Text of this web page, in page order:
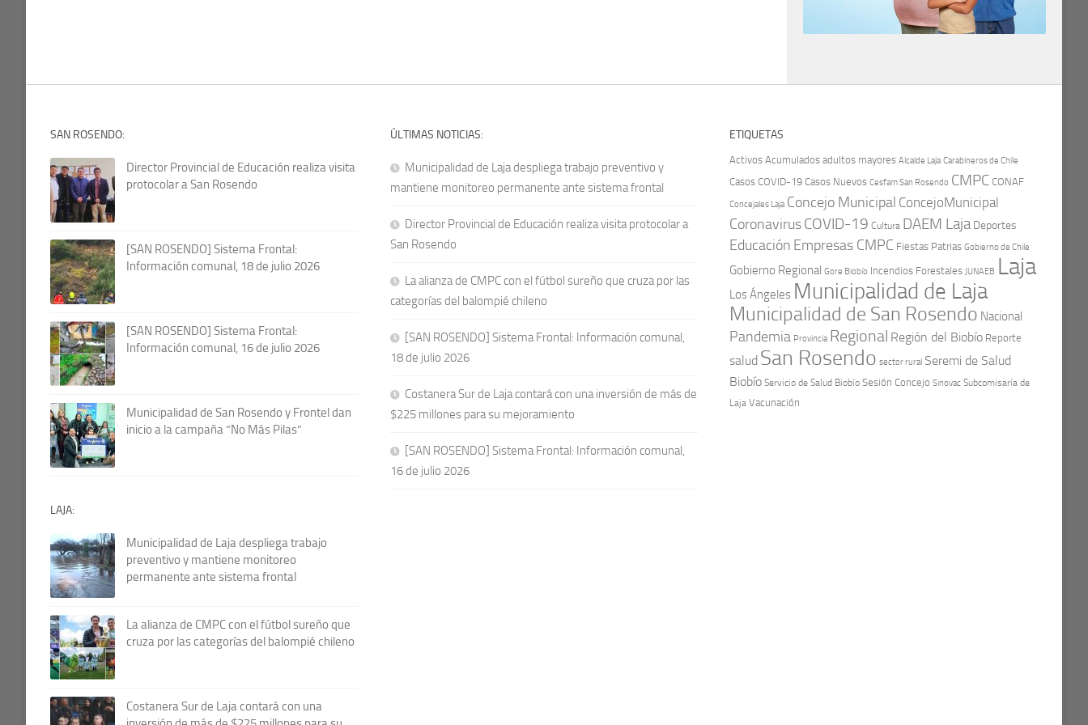
SAN ROSENDO:
Director Provincial de Educación realiza visita
protocolar a San Rosendo
[SAN ROSENDO] Sistema Frontal:
Información comunal, 18 de julio 2026
[SAN ROSENDO] Sistema Frontal:
Información comunal, 16 de julio 2026
Municipalidad de San Rosendo y Frontel dan
inicio a la campaña “No Más Pilas”
LAJA:
Municipalidad de Laja despliega trabajo
preventivo y mantiene monitoreo
permanente ante sistema frontal
La alianza de CMPC con el fútbol sureño que
cruza por las categorías del balompié chileno
Costanera Sur de Laja contará con una
ÚLTIMAS NOTICIAS:
Municipalidad de Laja despliega trabajo preventivo y
mantiene monitoreo permanente ante sistema frontal
Director Provincial de Educación realiza visita protocolar a
San Rosendo
La alianza de CMPC con el fútbol sureño que cruza por las
categorías del balompié chileno
[SAN ROSENDO] Sistema Frontal: Información comunal,
18 de julio 2026
Costanera Sur de Laja contará con una inversión de más de
$225 millones para su mejoramiento
[SAN ROSENDO] Sistema Frontal: Información comunal,
16 de julio 2026
ETIQUETAS
Activos Acumulados adultos mayores Alcalde Laja Carabineros de Chile
Casos COVID-19 Casos Nuevos Cesfam San Rosendo CMPC CONAF
Concejales Laja Concejo Municipal ConcejoMunicipal
CoronavirusCOVID-19 Cultura DAEM Laja Deportes
Educación Empresas CMPC Fiestas Patrias Gobierno de Chile
Gobierno Regional Gore Biobío Incendios Forestales JUNAEB Laja
Los Ángeles Municipalidad de Laja
Municipalidad de San Rosendo Nacional
Pandemia Provincia Regional Región del Biobío Reporte
salud San Rosendo sector rural Seremi de Salud
Biobío Servicio de Salud Biobío Sesión Concejo Sinovac Subcomisaría de
Laja Vacunación